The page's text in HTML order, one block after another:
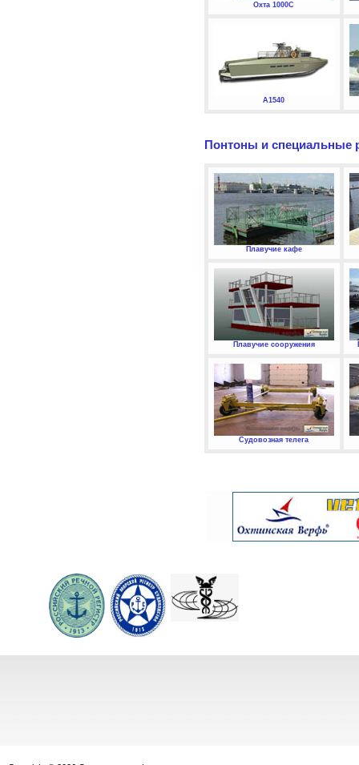
Охта 1000С
А1540
Понтоны и специальные
Плавучие кафе
Плавучие сооружения
Судовозная телега